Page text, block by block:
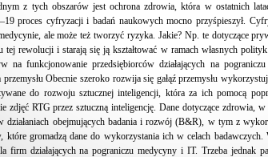
z tych obszarów jest ochrona zdrowia, która w ostatnich
proces cyfryzacji i badań naukowych mocno przyśpieszył.
ale może też tworzyć ryzyka. Jakie? Np. te dotyczące
tej rewolucji i starają się ją kształtować w ramach własnych
na funkcjonowanie przedsiębiorców działających na
przemysłu Obecnie szeroko rozwija się gałąź przemysłu
do rozwoju sztucznej inteligencji, która za ich pomocą
zdjęć RTG przez sztuczną inteligencję. Dane dotyczące zdrowia,
działaniach obejmujących badania i rozwój (B&R), w tym z
które gromadzą dane do wykorzystania ich w celach
firm działających na pograniczu medycyny i IT. Trzeba jednak